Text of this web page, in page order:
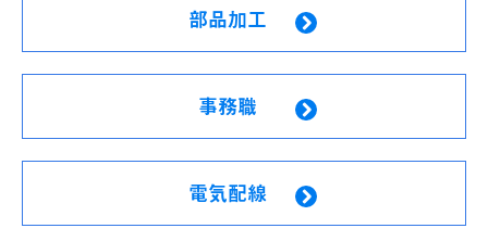
部品加工
事務職
電気配線